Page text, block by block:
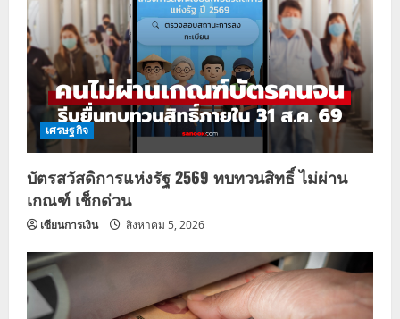
เศรษฐกิจ
บัตรสวัสดิการแห่งรัฐ 2569 ทบทวนสิทธิ์ ไม่ผ่าน
เกณฑ์ เช็กด่วน
เซียนการเงิน สิงหาคม 5, 2026